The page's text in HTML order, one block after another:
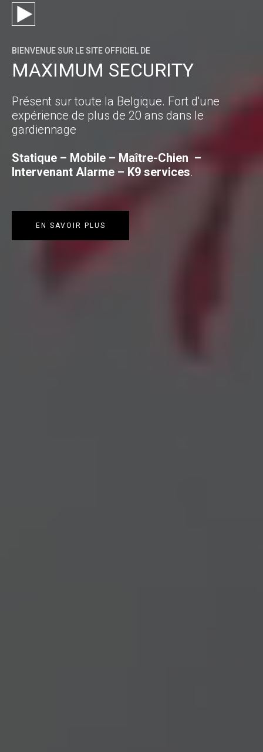
BIENVENUE SUR LE SITE OFFICIEL DE
MAXIMUM SECURITY
Présent sur toute la Belgique. Fort d'une
expérience de plus de 20 ans dans le
gardiennage
Statique – Mobile – Maître-Chien –
Intervenant Alarme – K9 services.
EN SAVOIR PLUS